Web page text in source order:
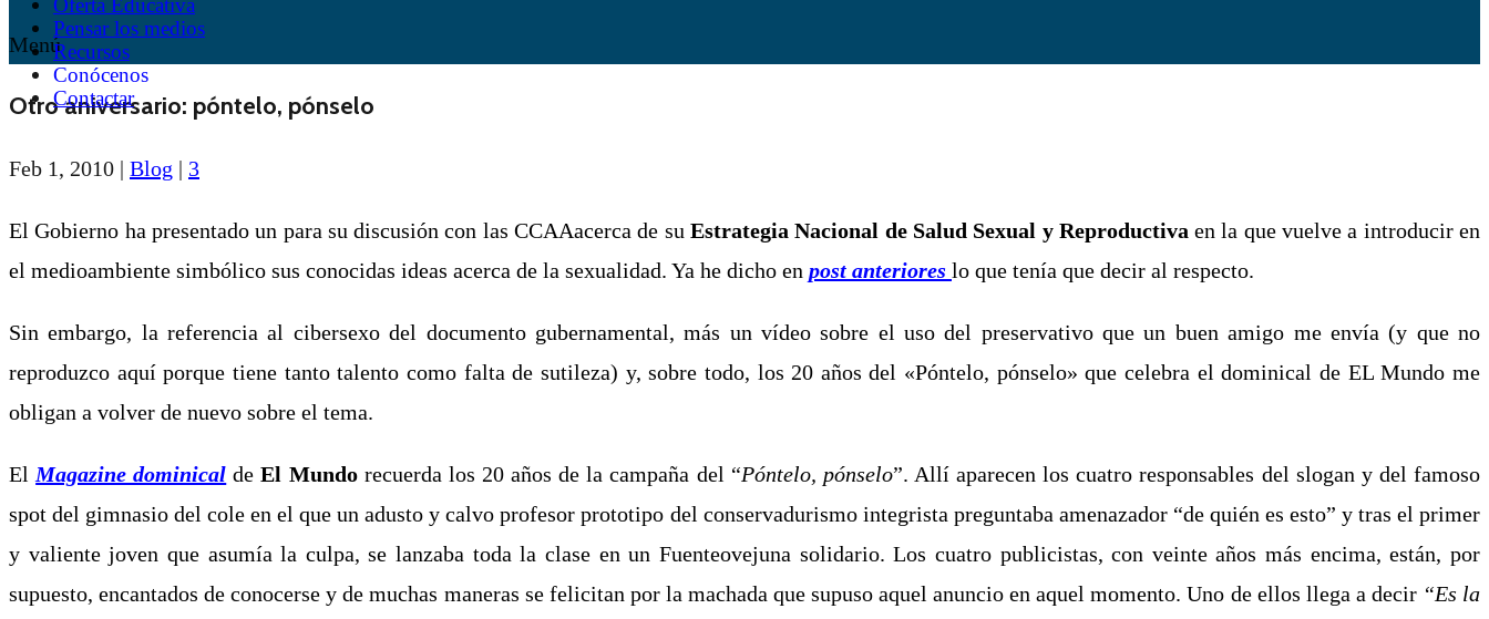
Pensar los medios
Recursos
Conócenos
Contactar
Menú
Otro aniversario: póntelo, pónselo
Feb 1, 2010 | Blog | 3
El Gobierno ha presentado un para su discusión con las CCAAacerca de su Estrategia Nacional de Salud Sexual y Reproductiva en la que vuelve a introducir en
el medioambiente simbólico sus conocidas ideas acerca de la sexualidad. Ya he dicho en post anteriores lo que tenía que decir al respecto.
Sin embargo, la referencia al cibersexo del documento gubernamental, más un vídeo sobre el uso del preservativo que un buen amigo me envía (y que no
reproduzco aquí porque tiene tanto talento como falta de sutileza) y, sobre todo, los 20 años del «Póntelo, pónselo» que celebra el dominical de EL Mundo me
obligan a volver de nuevo sobre el tema.
El Magazine dominical de El Mundorecuerda los 20 años de la campaña del “Póntelo, pónselo”. Allí aparecen los cuatro responsables del slogan y del famoso
spot del gimnasio del cole en el que un adusto y calvo profesor prototipo del conservadurismo integrista preguntaba amenazador “de quién es esto” y tras el primer
y valiente joven que asumía la culpa, se lanzaba toda la clase en un Fuenteovejuna solidario. Los cuatro publicistas, con veinte años más encima, están, por
supuesto, encantados de conocerse y de muchas maneras se felicitan por la machada que supuso aquel anuncio en aquel momento. Uno de ellos llega a decir “Es la